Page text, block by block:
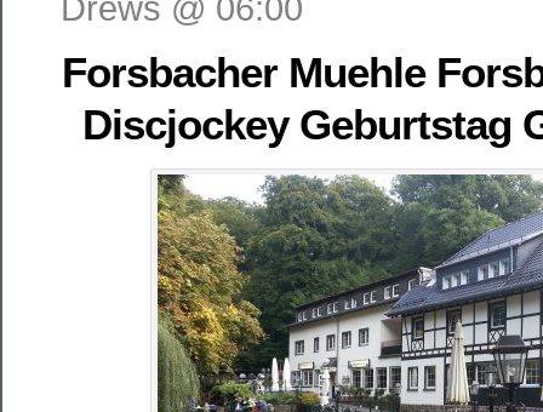
Forsbacher Muehle
Discjockey Geburtstag